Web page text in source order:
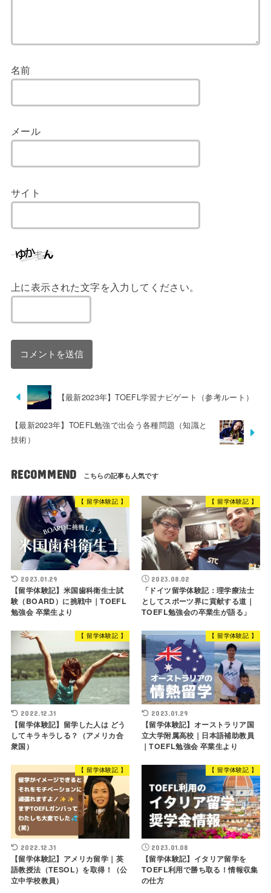
名前
メール
サイト
上に表示された文字を入力してください。
【最新2023年】TOEFL学習ナビゲート（参考ルート）
【最新2023年】TOEFL勉強で出会う各種問題（知識と
技術）
RECOMMEND
【 留学体験記 】
2023.01.29
【留学体験記】米国歯科衛生士試
験（BOARD）に挑戦中｜TOEFL
勉強会 卒業生より
【 留学体験記 】
2023.08.02
「ドイツ留学体験記：理学療法士
としてスポーツ界に貢献する道｜
TOEFL勉強会の卒業生が語る」
【 留学体験記 】
2022.12.31
【留学体験記】留学した人は どう
してキラキラしる？（アメリカ合
衆国）
【 留学体験記 】
2023.01.29
【留学体験記】オーストラリア国
立大学附属高校｜日本語補助教員
｜TOEFL勉強会 卒業生より
【 留学体験記 】
2022.12.31
【留学体験記】アメリカ留学｜英
語教授法（TESOL）を取得！（公
立中学校教員）
【 留学体験記 】
2023.01.08
【留学体験記】イタリア留学を
TOEFL利用で勝ち取る！情報収集
の仕方